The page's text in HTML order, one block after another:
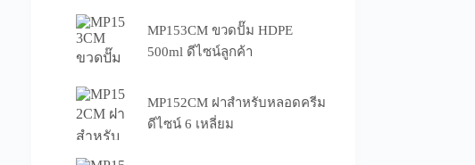
MP153CM ขวดปั๊ม HDPE
500ml ดีไซน์ลูกค้า
MP152CM ฝาสำหรับหลอดครีม
ดีไซน์ 6 เหลี่ยม